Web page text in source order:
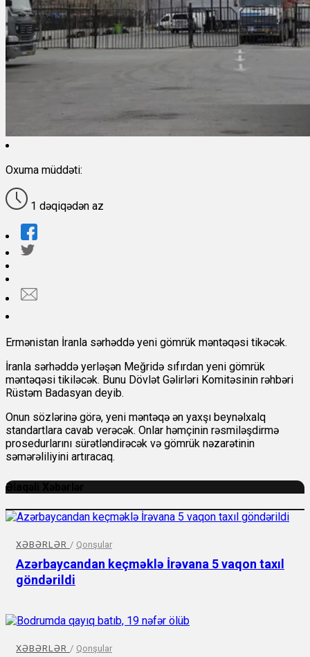
Oxuma müddəti:
1 dəqiqədən az
Ermənistan İranla sərhəddə yeni gömrük məntəqəsi tikəcək.
İranla sərhəddə yerləşən Meğridə sıfırdan yeni gömrük
məntəqəsi tikiləcək. Bunu Dövlət Gəlirləri Komitəsinin rəhbəri
Rüstəm Badasyan deyib.
Onun sözlərinə görə, yeni məntəqə ən yaxşı beynəlxalq
standartlara cavab verəcək. Onlar həmçinin rəsmiləşdirmə
prosedurlarını sürətləndirəcək və gömrük nəzarətinin
səmərəliliyini artıracaq.
Əlaqəli Xəbərlər
XƏBƏRLƏR / Qonşular
Azərbaycandan keçməklə İrəvana 5 vaqon taxıl
göndərildi
XƏBƏRLƏR / Qonşular